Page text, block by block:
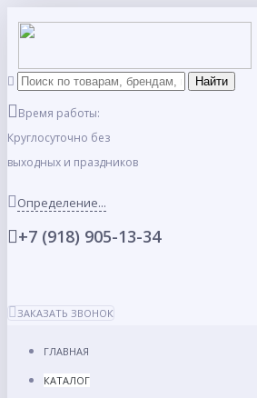
Время работы:
Круглосуточно без
выходных и праздников
Определение...
+7 (918) 905-13-34
ЗАКАЗАТЬ ЗВОНОК
ГЛАВНАЯ
КАТАЛОГ